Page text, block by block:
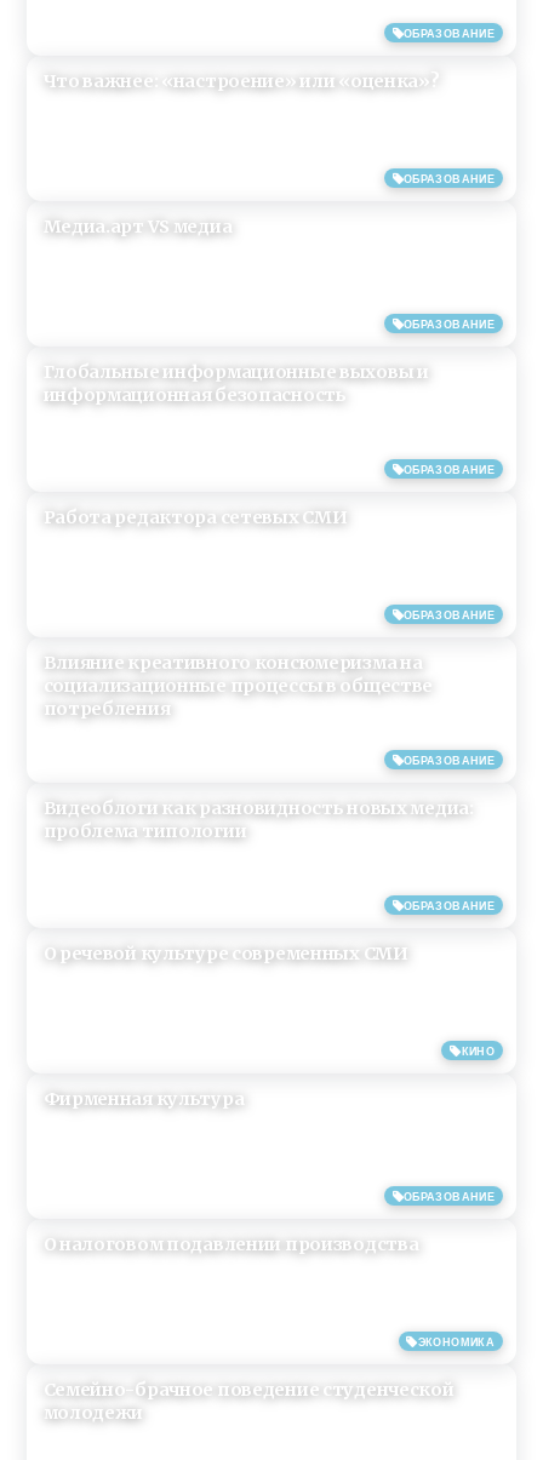
ОБРАЗОВАНИЕ
ОБРАЗОВАНИЕ
Что важнее: «настроение» или «оценка»?
ОБРАЗОВАНИЕ
Медиа.арт VS медиа
ОБРАЗОВАНИЕ
Глобальные информационные выховы и
информационная безопасность
ОБРАЗОВАНИЕ
Работа редактора сетевых СМИ
ОБРАЗОВАНИЕ
Влияние креативного консюмеризма на
социализационные процессы в обществе
потребления
ОБРАЗОВАНИЕ
Видеоблоги как разновидность новых медиа:
проблема типологии
КИНО
О речевой культуре современных СМИ
ОБРАЗОВАНИЕ
Фирменная культура
ЭКОНОМИКА
О налоговом подавлении производства
Семейно-брачное поведение студенческой
молодежи